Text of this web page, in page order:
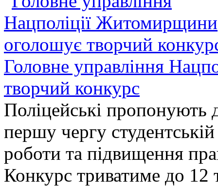
Головне управління
творчий конкурс
Поліцейські пропонують
першу чергу
роботи та підвищення
Конкурс триватиме до 12